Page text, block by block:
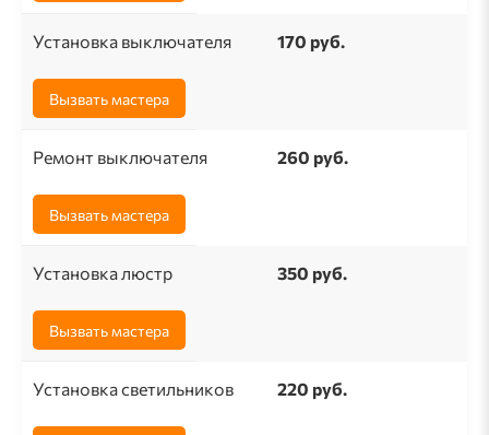
Установка выключателя 170 руб.
Вызвать мастера
Ремонт выключателя 260 pуб.
Вызвать мастера
Установка люстр 350 руб.
Вызвать мастера
Установка светильников 220 руб.